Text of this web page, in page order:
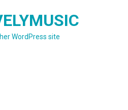
WordPress site